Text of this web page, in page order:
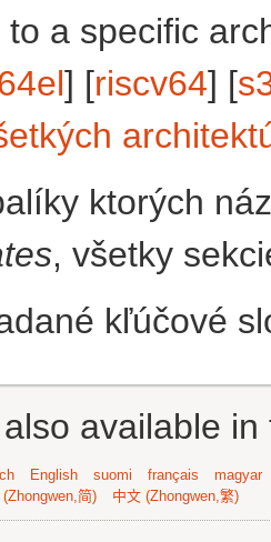
a specific
] [riscv64] [
ktorých
, všetky
kľúčové
available
English suomi français
magyar
(Zhongwen,简) 中文 (Zhongwen,繁)